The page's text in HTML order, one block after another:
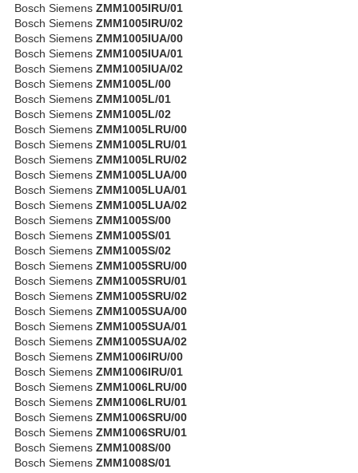
Bosch Siemens ZMM1005IRU/01
Bosch Siemens ZMM1005IRU/02
Bosch Siemens ZMM1005IUA/00
Bosch Siemens ZMM1005IUA/01
Bosch Siemens ZMM1005IUA/02
Bosch Siemens ZMM1005L/00
Bosch Siemens ZMM1005L/01
Bosch Siemens ZMM1005L/02
Bosch Siemens ZMM1005LRU/00
Bosch Siemens ZMM1005LRU/01
Bosch Siemens ZMM1005LRU/02
Bosch Siemens ZMM1005LUA/00
Bosch Siemens ZMM1005LUA/01
Bosch Siemens ZMM1005LUA/02
Bosch Siemens ZMM1005S/00
Bosch Siemens ZMM1005S/01
Bosch Siemens ZMM1005S/02
Bosch Siemens ZMM1005SRU/00
Bosch Siemens ZMM1005SRU/01
Bosch Siemens ZMM1005SRU/02
Bosch Siemens ZMM1005SUA/00
Bosch Siemens ZMM1005SUA/01
Bosch Siemens ZMM1005SUA/02
Bosch Siemens ZMM1006IRU/00
Bosch Siemens ZMM1006IRU/01
Bosch Siemens ZMM1006LRU/00
Bosch Siemens ZMM1006LRU/01
Bosch Siemens ZMM1006SRU/00
Bosch Siemens ZMM1006SRU/01
Bosch Siemens ZMM1008S/00
Bosch Siemens ZMM1008S/01